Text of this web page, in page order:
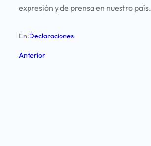
expresión y de prensa en nuestro país.
En:Declaraciones
Anterior